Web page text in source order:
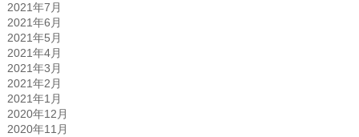
2021年7月
2021年6月
2021年5月
2021年4月
2021年3月
2021年2月
2021年1月
2020年12月
2020年11月